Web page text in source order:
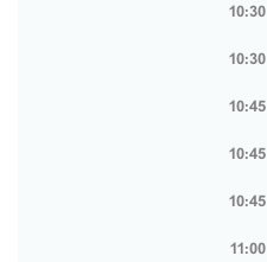
10:30
10:30
10:45
10:45
10:45
11:00